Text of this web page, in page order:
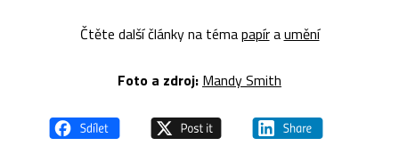
Čtěte další články na témapapíraumění
Foto a zdroj: Mandy Smith